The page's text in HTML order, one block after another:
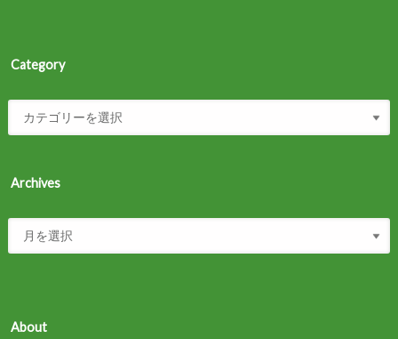
Category
Archives
About